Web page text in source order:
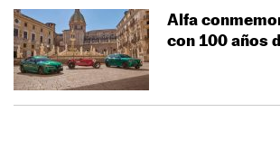
Alfa
con 100 años